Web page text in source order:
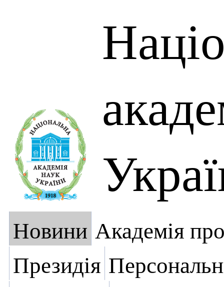
Новини Академія
Президія